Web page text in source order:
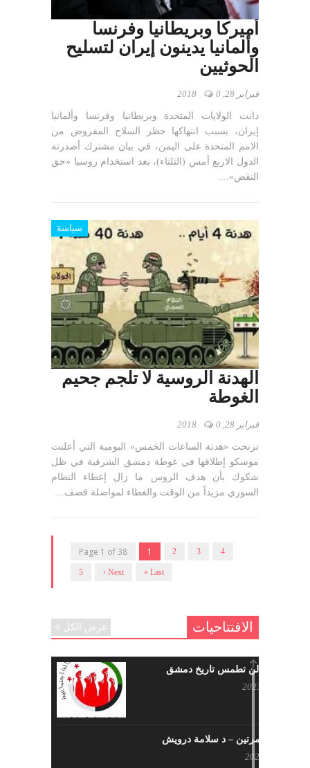
أميركا وبريطانيا وفرنسا
وألمانيا يدينون إيران لتسليح
الحوثيين
فبراير 28, 2018 0
دانت الولايات المتحدة وبريطانيا وفرنسا وألمانيا
إيران، بسبب انتهاكها حظر السلاح المفروض من
الامم المتحدة على اليمن، في بيان مشترك أصدرته
الدول الاربع أمس (الثلثاء)، بعد استخدام روسيا «حق
النقض»…
سياسة
الهدنة الروسية لا تلجم جحيم
الغوطة
فبراير 28, 2018 0
ترنحت «هدنة الساعات الخمس» اليومية التي أعلنت
موسكو إطلاقها في غوطة دمشق الشرقية في ظل
شكوك بأن هدف الروس ما زال إعطاء النظام
السوري مزيداً من الوقت والغطاء لمواصلة قصف…
Page 1 of 38 1 2 3 4
5 Next › Last »
الافتتاحيات عرض الكل
حرائقكم لن تطمس تاريخ دمشق
لا تقتلونا مرتين – د سلامة درويش